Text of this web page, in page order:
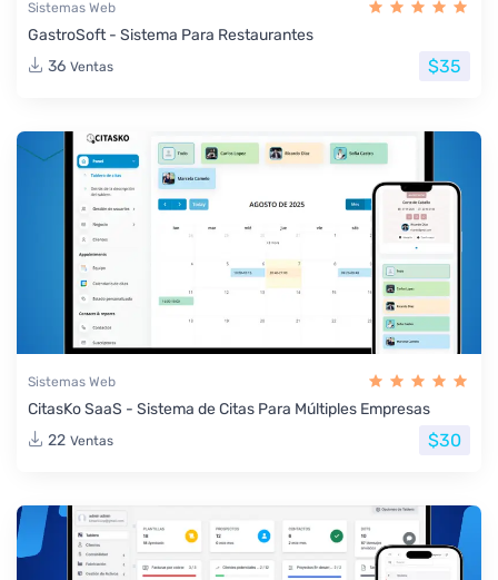
Sistemas Web
GastroSoft - Sistema Para Restaurantes
36 Ventas $35
Sistemas Web
CitasKo SaaS - Sistema de Citas Para Múltiples Empresas
22 Ventas $30